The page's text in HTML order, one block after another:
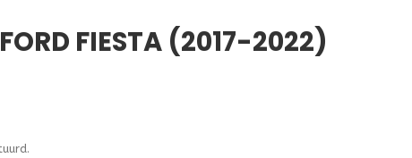
FIESTA (2017-2022)